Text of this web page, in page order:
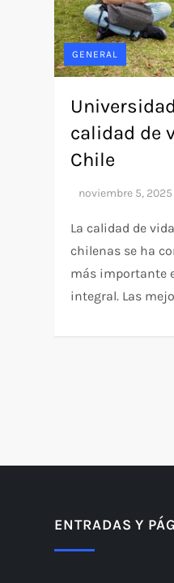
GENERAL
calidad de
Chile
La calidad de
chilenas se ha
más importante
integral. Las
i
ENTRADAS Y